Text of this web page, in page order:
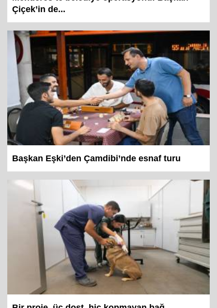
Menderes’te belediye operasyonu: Başkan
Çiçek’in de...
Başkan Eşki’den Çamdibi’nde esnaf turu